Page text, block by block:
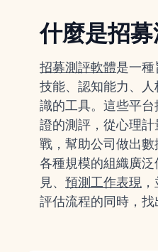
什麼是招
招募測評軟體是一
技能、認知能力、
識的工具。這些平
證的測評，從心理
戰，幫助公司做出數
各種規模的組織廣
見、 預測工作表現
評估流程的同時，找